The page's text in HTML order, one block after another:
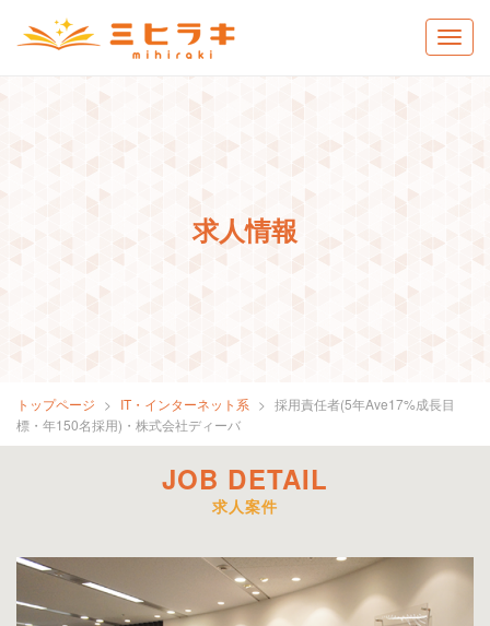
求人情報
トップページ IT・インターネット系
採用責任者(5年Ave17%成長目
標・年150名採用)・株式会社ディーバ
JOB DETAIL
求人案件